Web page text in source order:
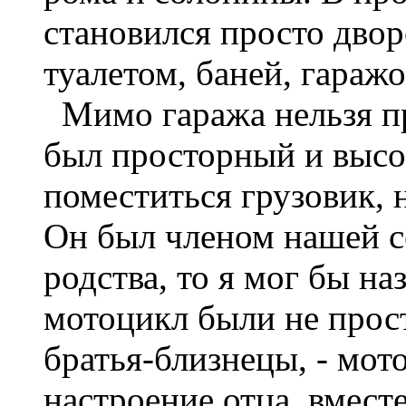
становился просто
туалетом, баней,
Мимо гаража нельзя
был просторный и
поместиться
Он был членом нашей
родства, то я мог бы
мотоцикл были не
братья-близнецы, -